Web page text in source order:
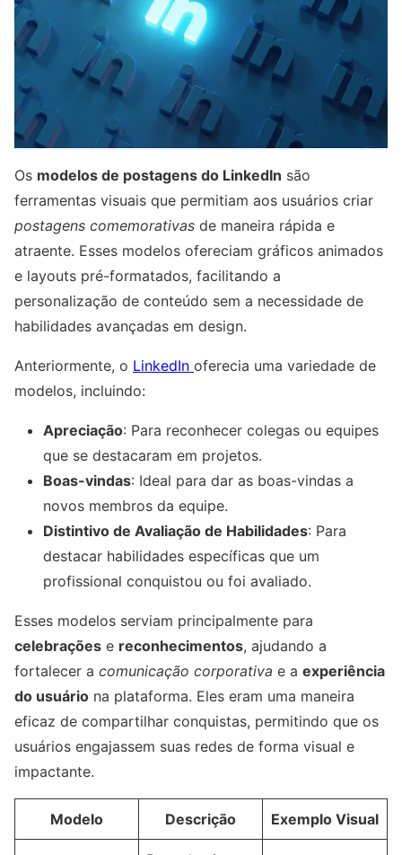
Os modelos de postagens do LinkedIn são
ferramentas visuais que permitiam aos usuários criar
postagens comemorativas de maneira rápida e
atraente. Esses modelos ofereciam gráficos animados
e layouts pré-formatados, facilitando a
personalização de conteúdo sem a necessidade de
habilidades avançadas em design.
Anteriormente, o LinkedIn oferecia uma variedade de
modelos, incluindo:
Apreciação: Para reconhecer colegas ou equipes
que se destacaram em projetos.
Boas-vindas: Ideal para dar as boas-vindas a
novos membros da equipe.
Distintivo de Avaliação de Habilidades: Para
destacar habilidades específicas que um
profissional conquistou ou foi avaliado.
Esses modelos serviam principalmente para
celebrações e reconhecimentos, ajudando a
fortalecer a comunicação corporativa e a experiência
do usuário na plataforma. Eles eram uma maneira
eficaz de compartilhar conquistas, permitindo que os
usuários engajassem suas redes de forma visual e
impactante.
Modelo Descrição Exemplo Visual